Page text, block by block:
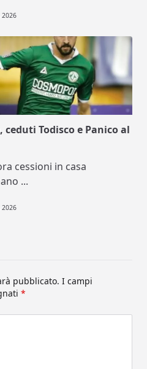
2026
Todisco e Panico al
cessioni in casa
...
2026
pubblicato. I campi
*